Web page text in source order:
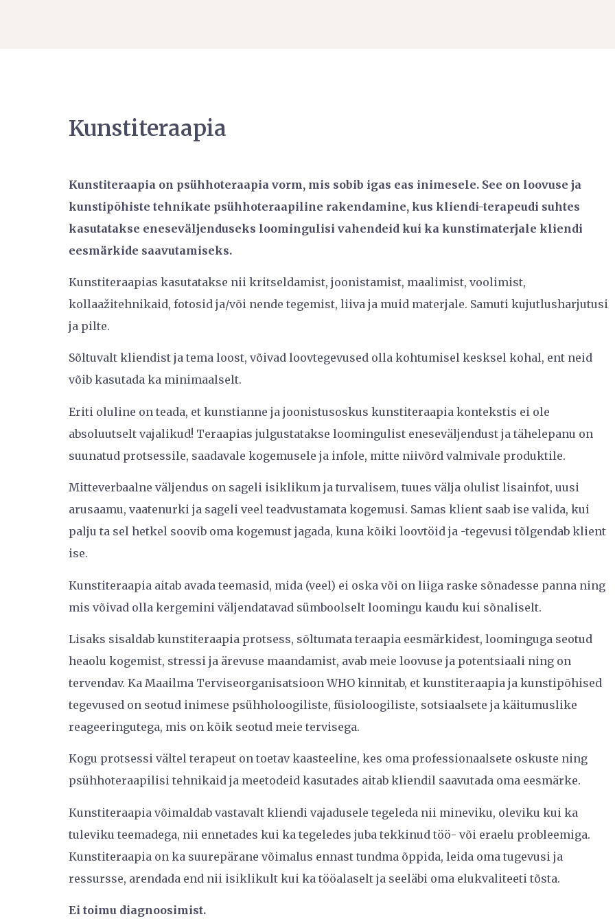
Kunstiteraapia
Kunstiteraapia on psühhoteraapia vorm, mis sobib igas eas inimesele. See on loovuse ja
kunstipõhiste tehnikate psühhoteraapiline rakendamine, kus kliendi-terapeudi suhtes
kasutatakse eneseväljenduseks loomingulisi vahendeid kui ka kunstimaterjale kliendi
eesmärkide saavutamiseks.
Kunstiteraapias kasutatakse nii kritseldamist, joonistamist, maalimist, voolimist,
kollaažitehnikaid, fotosid ja/või nende tegemist, liiva ja muid materjale. Samuti kujutlusharjutusi
ja pilte.
Sõltuvalt kliendist ja tema loost, võivad loovtegevused olla kohtumisel kesksel kohal, ent neid
võib kasutada ka minimaalselt.
Eriti oluline on teada, et kunstianne ja joonistusoskus kunstiteraapia kontekstis ei ole
absoluutselt vajalikud! Teraapias julgustatakse loomingulist eneseväljendust ja tähelepanu on
suunatud protsessile, saadavale kogemusele ja infole, mitte niivõrd valmivale produktile.
Mitteverbaalne väljendus on sageli isiklikum ja turvalisem, tuues välja olulist lisainfot, uusi
arusaamu, vaatenurki ja sageli veel teadvustamata kogemusi. Samas klient saab ise valida, kui
palju ta sel hetkel soovib oma kogemust jagada, kuna kõiki loovtöid ja -tegevusi tõlgendab klient
ise.
Kunstiteraapia aitab avada teemasid, mida (veel) ei oska või on liiga raske sõnadesse panna ning
mis võivad olla kergemini väljendatavad sümboolselt loomingu kaudu kui sõnaliselt.
Lisaks sisaldab kunstiteraapia protsess, sõltumata teraapia eesmärkidest, loominguga seotud
heaolu kogemist, stressi ja ärevuse maandamist, avab meie loovuse ja potentsiaali ning on
tervendav. Ka Maailma Terviseorganisatsioon WHO kinnitab, et kunstiteraapia ja kunstipõhised
tegevused on seotud inimese psühholoogiliste, füsioloogiliste, sotsiaalsete ja käitumuslike
reageeringutega, mis on kõik seotud meie tervisega.
Kogu protsessi vältel terapeut on toetav kaasteeline, kes oma professionaalsete oskuste ning
psühhoteraapilisi tehnikaid ja meetodeid kasutades aitab kliendil saavutada oma eesmärke.
Kunstiteraapia võimaldab vastavalt kliendi vajadusele tegeleda nii mineviku, oleviku kui ka
tuleviku teemadega, nii ennetades kui ka tegeledes juba tekkinud töö- või eraelu probleemiga.
Kunstiteraapia on ka suurepärane võimalus ennast tundma õppida, leida oma tugevusi ja
ressursse, arendada end nii isiklikult kui ka tööalaselt ja seeläbi oma elukvaliteeti tõsta.
Ei toimu diagnoosimist.